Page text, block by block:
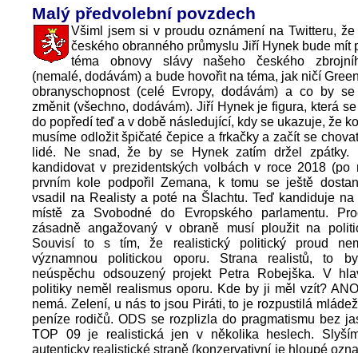
Malý předvolební povzdech
Všiml jsem si v proudu oznámení na Twitteru,
českého obranného průmyslu Jiří Hynek bude mít
téma obnovy slávy našeho českého
(nemalé, dodávám) a bude hovořit na téma, jak ničí
obranyschopnost (celé Evropy, dodávám) a co by
změnit (všechno, dodávám). Jiří Hynek je figura, která
do popředí teď a v době následující, kdy se ukazuje, že
musíme odložit špičaté čepice a frkačky a začít se
lidé. Ne snad, že by se Hynek zatím držel zpátky.
kandidovat v prezidentských volbách v roce 2018 (po
prvním kole podpořil Zemana, k tomu se ještě
vsadil na Realisty a poté na Šlachtu. Teď kandiduje na
místě za Svobodné do Evropského parlamentu.
zásadně angažovaný v obraně musí ploužit na
Souvisí to s tím, že realistický politický proud
významnou politickou oporu. Strana realistů, to
neúspěchu odsouzený projekt Petra Robejška. V
politiky neměl realismus oporu. Kde by ji měl vzít?
nemá. Zelení, u nás to jsou Piráti, to je rozpustilá
peníze rodičů. ODS se rozplizla do pragmatismu bez
TOP 09 je realistická jen v několika heslech.
autenticky realistické straně (konzervativní je hloupé